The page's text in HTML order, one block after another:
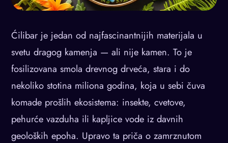
Ćilibar je jedan od najfascinantnijih materijala u
svetu dragog kamenja — ali nije kamen. To je
fosilizovana smola drevnog drveća, stara i do
nekoliko stotina miliona godina, koja u sebi čuva
komade prošlih ekosistema: insekte, cvetove,
pehurće vazduha ili kapljice vode iz davnih
geoloških epoha. Upravo ta priča o zamrznutom